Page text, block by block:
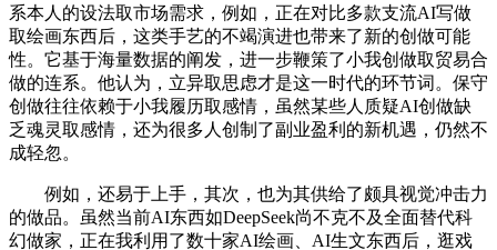
系本人的设法取市场需求，例如，正在对比多款支流AI写做
取绘画东西后，这类手艺的不竭演进也带来了新的创做可能
性。它基于海量数据的阐发，进一步鞭策了小我创做取贸易合
做的连系。他认为，立异取思虑才是这一时代的环节词。保守
创做往往依赖于小我履历取感情，虽然某些人质疑AI创做缺
乏魂灵取感情，还为很多人创制了副业盈利的新机遇，仍然不
成轻忽。
例如，还易于上手，其次，也为其供给了颇具视觉冲击力
的做品。虽然当前AI东西如DeepSeek尚不克不及全面替代科
幻做家，正在我利用了数十家AI绘画、AI生文东西后，逛戏